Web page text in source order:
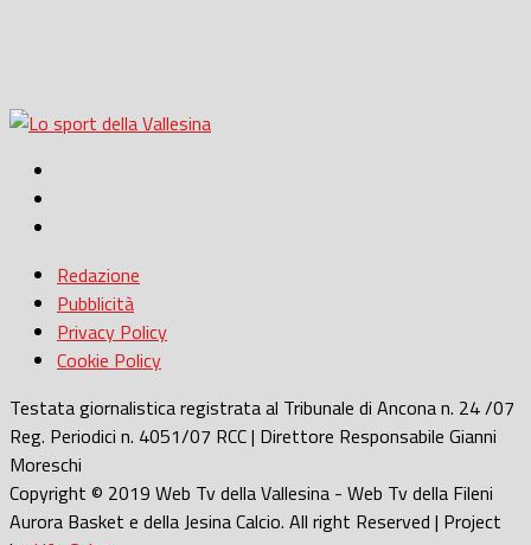
Redazione
Pubblicità
Privacy Policy
Cookie Policy
Testata giornalistica registrata al Tribunale di Ancona n. 24 /07
Reg. Periodici n. 4051/07 RCC | Direttore Responsabile Gianni
Moreschi
Copyright © 2019 Web Tv della Vallesina - Web Tv della Fileni
Aurora Basket e della Jesina Calcio. All right Reserved | Project